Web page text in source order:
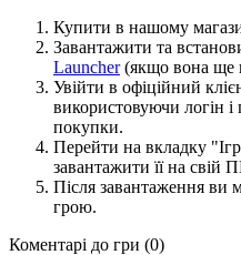
Купити в нашому
Завантажити та
Launcher(якщо вона ще
Увійти в офіційний
використовуючи логін і
покупки.
Перейти на вкладку
завантажити її на свій
Після завантаження ви
грою.
Коментарі до гри (0)